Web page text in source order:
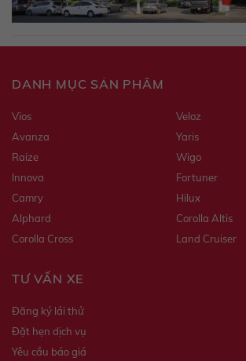
DANH MỤC SẢN PHẨM
Vios
Veloz
Avanza
Yaris
Raize
Wigo
Innova
Fortuner
Camry
Hilux
Alphard
Corolla Altis
Corolla Cross
Land Cruiser
TƯ VẤN XE
Đăng ký lái thử
Đặt hẹn dịch vụ
Yêu cầu báo giá